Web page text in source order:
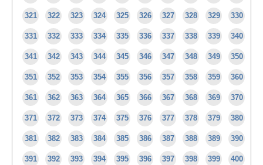
321 322 323 324 325 326 327 328 329 330
331 332 333 334 335 336 337 338 339 340
341 342 343 344 345 346 347 348 349 350
351 352 353 354 355 356 357 358 359 360
361 362 363 364 365 366 367 368 369 370
371 372 373 374 375 376 377 378 379 380
381 382 383 384 385 386 387 388 389 390
391 392 393 394 395 396 397 398 399 400